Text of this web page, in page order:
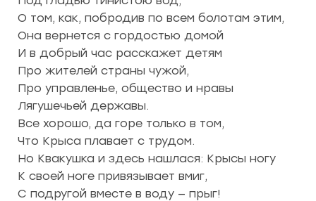
О том, как, побродив по всем болотам этим,
Она вернется с гордостью домой
И в добрый час расскажет детям
Про жителей страны чужой,
Про управленье, общество и нравы
Лягушечьей державы.
Все хорошо, да горе только в том,
Что Крыса плавает с трудом.
Но Квакушка и здесь нашлася: Крысы ногу
К своей ноге привязывает вмиг,
С подругой вместе в воду — прыг!